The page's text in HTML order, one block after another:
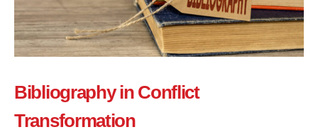
Bibliography in Conflict
Transformation